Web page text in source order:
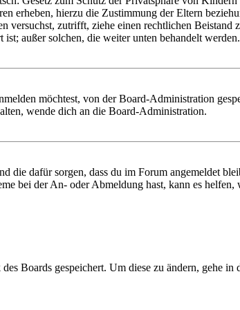
erheben, hierzu die Zustimmung der Eltern
zutrifft, ziehe einen rechtlichen Beistand
außer solchen, die weiter unten behandelt werden.
möchtest, von der Board-Administration
wende dich an die Board-Administration.
die dafür sorgen, dass du im Forum angemeldet
bei der An- oder Abmeldung hast, kann es
Boards gespeichert. Um diese zu ändern, gehe